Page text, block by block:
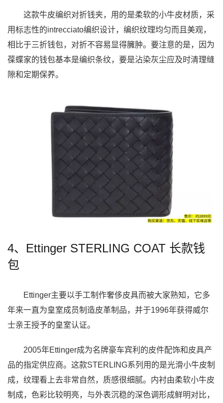
这款牛皮编织对折钱夹，用的是柔软的小牛皮材质，采
用标志性的intrecciato编织设计，编织纹理均匀而且美观，
相比于三折钱包，对折不容易显得臃肿。要注意的是，因为
葆蝶家的钱包基本是编织条纹，要是沾染灰尘应及时清理缝
隙和定期保养。
4、Ettinger STERLING COAT 长款钱
包
Ettinger主要以手工制作奢侈皮具而被大家熟知，它多
年来一直为皇室成员制造皮革制品，并于1996年获得威尔
士亲王授予的皇室认证。
2005年Ettinger成为名牌豪车宾利的皮件配饰和皮具产
品的指定供应商。这款STERLING系列用的是光滑小牛皮制
成，纹理看上去非常自然，质感很细腻。内衬由柔软小牛皮
制成，色彩比较明亮，与外表沉稳的深色调形成鲜明对比，